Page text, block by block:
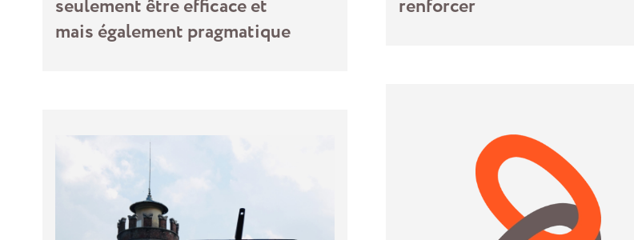
seulement être efficace et
mais également pragmatique
renforcer